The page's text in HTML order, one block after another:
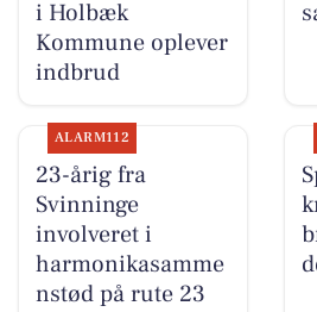
i Holbæk
Kommune oplever
indbrud
ALARM112
23-årig fra
Svinninge
involveret i
harmonikasamme
nstød på rute 23